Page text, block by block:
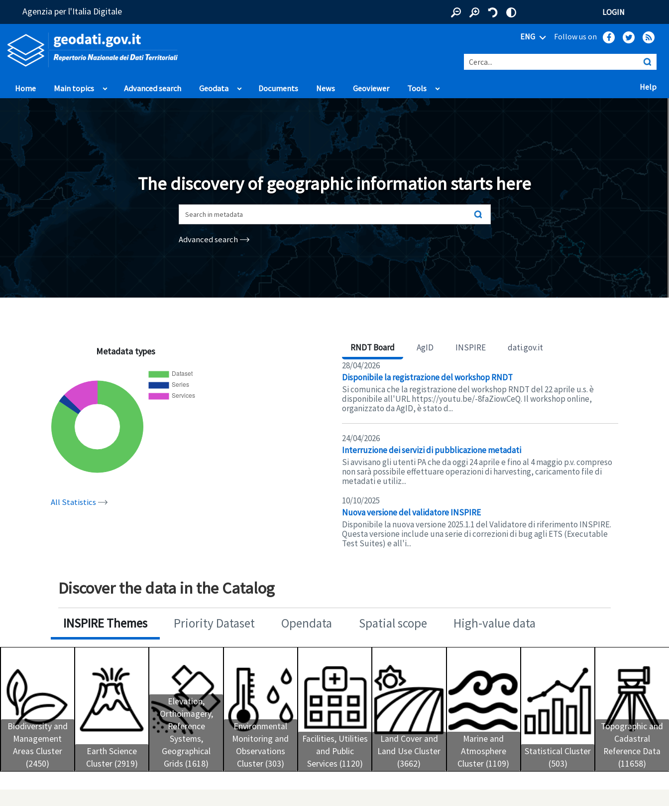
Agenzia per l'Italia Digitale(Opens in a new window) LOGIN
ENG Follow us on
Cerca...
Home Main topics Advanced search Geodata Documents News Geoviewer(Opens in a new window)
Tools Help
The discovery of geographic information starts here
Advanced search
All Statistics
RNDT Board AgID INSPIRE
dati.gov.it
28/04/2026
Disponibile la registrazione del workshop RNDT
Si comunica che la registrazione del workshop RNDT del 22 aprile u.s. è
disponibile all'URL https://youtu.be/-8faZiowCeQ. Il workshop online,
organizzato da AgID, è stato d...
24/04/2026
Interruzione dei servizi di pubblicazione metadati
Si avvisano gli utenti PA che da oggi 24 aprile e fino al 4 maggio p.v. compreso
non sarà possibile effettuare operazioni di harvesting, caricamento file di
metadati e utiliz...
10/10/2025
Nuova versione del validatore INSPIRE
Disponibile la nuova versione 2025.1.1 del Validatore di riferimento INSPIRE.
Questa versione include una serie di correzioni di bug agli ETS (Executable
Test Suites) e all'i...
Discover the data in the Catalog
INSPIRE Themes Priority Dataset Opendata Spatial scope High-value data
Biodiversity and
Management
Areas Cluster
(2450)
Earth Science
Cluster (2919)
Elevation,
Orthoimagery,
Reference
Systems,
Geographical
Grids (1618)
Environmental
Monitoring and
Observations
Cluster (303)
Facilities, Utilities
and Public
Services (1120)
Land Cover and
Land Use Cluster
(3662)
Marine and
Atmosphere
Cluster (1109)
Statistical Cluster
(503)
Topographic and
Cadastral
Reference Data
(11658)